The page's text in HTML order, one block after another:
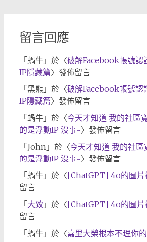
留言回應
「 蝸牛」於〈破解Facebook帳號認
IP隱藏篇〉發佈留言
「 黑熊 」於〈破解Facebook帳號認
IP隱藏篇〉發佈留言
「 蝸牛」於〈今天才知道 我的社區
的是浮動IP 沒事~〉發佈留言
「 John」於〈今天才知道 我的社區
的是浮動IP 沒事~〉發佈留言
「 蝸牛」於〈[ChatGPT] 4o的圖片
留言
「 大致 」於〈[ChatGPT] 4o的圖片
留言
「 蝸牛」於〈嘉里大榮根本不理你